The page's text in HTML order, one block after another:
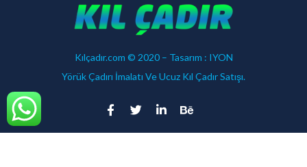
Kılçadır.com © 2020 – Tasarım : IYON
Yörük Çadırı İmalatı Ve Ucuz Kıl Çadır Satışı.